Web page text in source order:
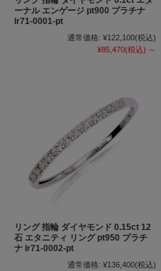
ーナル エンゲージ pt900 プラチナ
lr71-0001-pt
通常価格: ¥122,100(税込)
¥85,470(税込) ～
リング 指輪 ダイヤモンド 0.15ct 12
石 エタニティ リング pt950 プラチ
ナ lr71-0002-pt
通常価格: ¥136,400(税込)